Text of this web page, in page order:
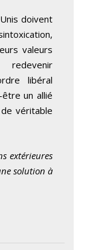
doivent
valeurs
redevenir
libéral
être un allié
de véritable
extérieures
solution à